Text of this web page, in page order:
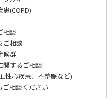
(COPD)
相談
ご相談
候群
するご相談
性心疾患、不整脈など)
相談ください